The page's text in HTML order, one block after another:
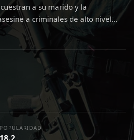
a su marido y la
a criminales de alto nivel
que se adentra en el submundo
búsqueda de justicia de Lily
de corrupción que la llevará a
que cambiará su mundo para
POPULARIDAD